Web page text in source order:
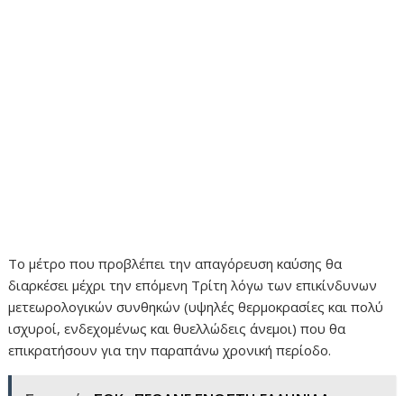
Το μέτρο που προβλέπει την απαγόρευση καύσης θα
διαρκέσει μέχρι την επόμενη Τρίτη λόγω των επικίνδυνων
μετεωρολογικών συνθηκών (υψηλές θερμοκρασίες και πολύ
ισχυροί, ενδεχομένως και θυελλώδεις άνεμοι) που θα
επικρατήσουν για την παραπάνω χρονική περίοδο.